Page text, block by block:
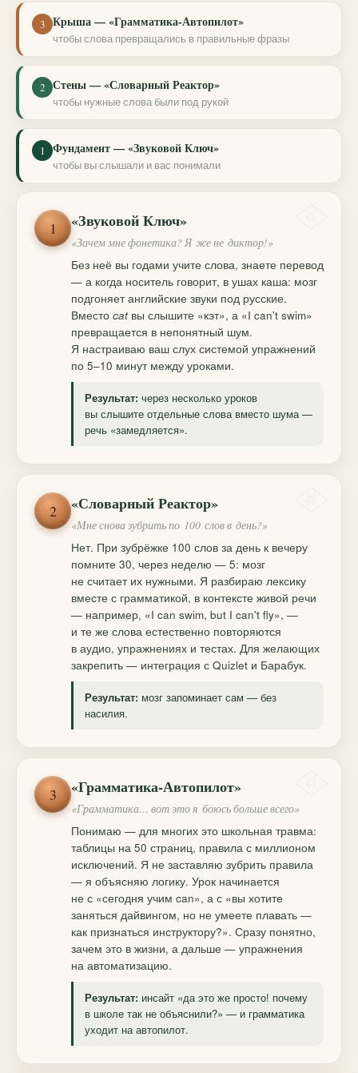
3 Крыша — «Грамматика-Автопилот»
чтобы слова превращались в правильные фразы
2 Стены — «Словарный Реактор»
чтобы нужные слова были под рукой
1 Фундамент — «Звуковой Ключ»
чтобы вы слышали и вас понимали
1 «Звуковой Ключ»
«Зачем мне фонетика? Я же не диктор!»
Без неё вы годами учите слова, знаете перевод
— а когда носитель говорит, в ушах каша: мозг
подгоняет английские звуки под русские.
Вместо catвы слышите «кэт», а «I can't swim»
превращается в непонятный шум.
Я настраиваю ваш слух системой упражнений
по 5–10 минут между уроками.
Результат: через несколько уроков
вы слышите отдельные слова вместо шума —
речь «замедляется».
2 «Словарный Реактор»
«Мне снова зубрить по 100 слов в день?»
Нет. При зубрёжке 100 слов за день к вечеру
помните 30, через неделю — 5: мозг
не считает их нужными. Я разбираю лексику
вместе с грамматикой, в контексте живой речи
— например, «I can swim, but I can't fly», —
и те же слова естественно повторяются
в аудио, упражнениях и тестах. Для желающих
закрепить — интеграция с Quizlet и Барабук.
Результат: мозг запоминает сам — без
насилия.
3 «Грамматика-Автопилот»
«Грамматика… вот это я боюсь больше всего»
Понимаю — для многих это школьная травма:
таблицы на 50 страниц, правила с миллионом
исключений. Я не заставляю зубрить правила
— я объясняю логику. Урок начинается
не с «сегодня учим can», а с «вы хотите
заняться дайвингом, но не умеете плавать —
как признаться инструктору?». Сразу понятно,
зачем это в жизни, а дальше — упражнения
на автоматизацию.
Результат: инсайт «да это же просто! почему
в школе так не объяснили?» — и грамматика
уходит на автопилот.